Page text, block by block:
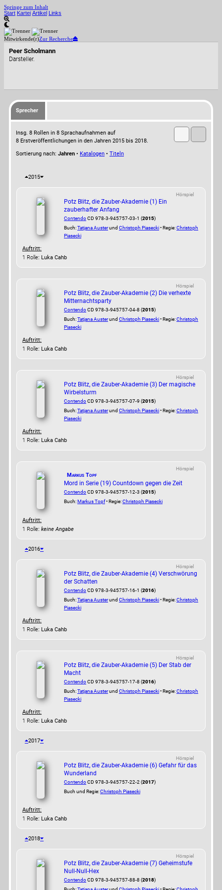
Springe zum Inhalt
Start Kartei Artikel Links
Mitwirkende(r)Zur Recherche
Peer Scholmann
Darsteller.
Sprecher
Insg. 8 Rollen in 8 Sprachaufnahmen auf
8 Erstveröffentlichungen in den Jahren 2015 bis 2018.
Sortierung nach: Jahren • Katalogen • Titeln
2015
Hörspiel
Potz Blitz, die Zauber-Akademie (1) Ein
zauberhafter Anfang
ContendoCD 978-3-945757-03-1 (2015)
Buch:Tatjana Austerund Christoph Piasecki• Regie:Christoph
Piasecki
Auftritt:
1 Rolle: Luka Cahb
Hörspiel
Potz Blitz, die Zauber-Akademie (2) Die verhexte
Mitternachtsparty
ContendoCD 978-3-945757-04-8 (2015)
Buch:Tatjana Austerund Christoph Piasecki• Regie:Christoph
Piasecki
Auftritt:
1 Rolle: Luka Cahb
Hörspiel
Potz Blitz, die Zauber-Akademie (3) Der magische
Wirbelsturm
ContendoCD 978-3-945757-07-9 (2015)
Buch:Tatjana Austerund Christoph Piasecki• Regie:Christoph
Piasecki
Auftritt:
1 Rolle: Luka Cahb
Hörspiel
Markus Topf
Mord in Serie (19) Countdown gegen die Zeit
ContendoCD 978-3-945757-12-3 (2015)
Buch:Markus Topf• Regie:Christoph Piasecki
Auftritt:
1 Rolle: keine Angabe
2016
Hörspiel
Potz Blitz, die Zauber-Akademie (4) Verschwörung
der Schatten
ContendoCD 978-3-945757-16-1 (2016)
Buch:Tatjana Austerund Christoph Piasecki• Regie:Christoph
Piasecki
Auftritt:
1 Rolle: Luka Cahb
Hörspiel
Potz Blitz, die Zauber-Akademie (5) Der Stab der
Macht
ContendoCD 978-3-945757-17-8 (2016)
Buch:Tatjana Austerund Christoph Piasecki• Regie:Christoph
Piasecki
Auftritt:
1 Rolle: Luka Cahb
2017
Hörspiel
Potz Blitz, die Zauber-Akademie (6) Gefahr für das
Wunderland
ContendoCD 978-3-945757-22-2 (2017)
Buch und Regie:Christoph Piasecki
Auftritt:
1 Rolle: Luka Cahb
2018
Hörspiel
Potz Blitz, die Zauber-Akademie (7) Geheimstufe
Null-Null-Hex
ContendoCD 978-3-945757-88-8 (2018)